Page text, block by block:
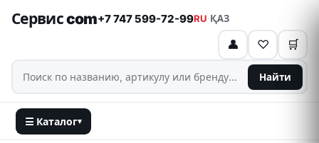
Сервис com
Найти
+7 747 599-72-99RU·ҚАЗ
👤 ♡ 🛒
☰ Каталог▾